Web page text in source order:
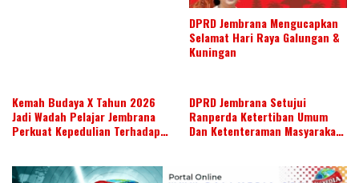
DPRD Jembrana Mengucapkan
Selamat Hari Raya Galungan &
Kuningan
Kemah Budaya X Tahun 2026
Jadi Wadah Pelajar Jembrana
Perkuat Kepedulian Terhadap
DPRD Jembrana Setujui
Ranperda Ketertiban Umum
Dan Ketenteraman Masyarakat